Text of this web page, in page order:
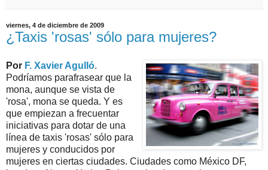
viernes, 4 de diciembre de 2009
¿Taxis 'rosas' sólo para mujeres?
Por F. Xavier Agulló.
Podríamos parafrasear que la
mona, aunque se vista de
'rosa', mona se queda. Y es
que empiezan a frecuentar
iniciativas para dotar de una
línea de taxis 'rosas' sólo para
mujeres y conducidos por
mujeres en ciertas ciudades. Ciudades como México DF,